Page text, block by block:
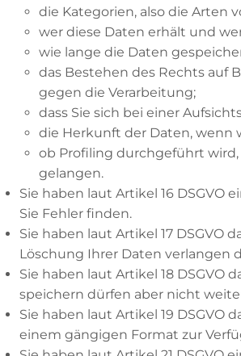
die Kategorien, also die Arten
wer diese Daten erhält und
wie lange die Daten
das Bestehen des Rechts auf
gegen die Verarbeitung;
dass Sie sich bei einer
die Herkunft der Daten, wenn
ob Profiling durchgeführt
gelangen.
Sie haben laut Artikel 16 DSGVO
Sie Fehler finden.
Sie haben laut Artikel 17 DSGVO
Löschung Ihrer Daten verlangen
Sie haben laut Artikel 18 DSGVO
speichern dürfen aber nicht
Sie haben laut Artikel 19 DSGVO
einem gängigen Format zur